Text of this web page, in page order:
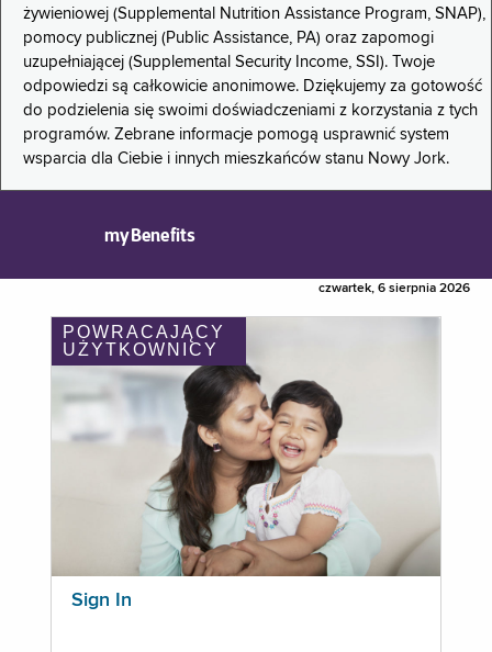
żywieniowej (Supplemental Nutrition Assistance Program, SNAP),
pomocy publicznej (Public Assistance, PA) oraz zapomogi
uzupełniającej (Supplemental Security Income, SSI). Twoje
odpowiedzi są całkowicie anonimowe. Dziękujemy za gotowość
do podzielenia się swoimi doświadczeniami z korzystania z tych
programów. Zebrane informacje pomogą usprawnić system
wsparcia dla Ciebie i innych mieszkańców stanu Nowy Jork.
myBenefits
czwartek, 6 sierpnia 2026
POWRACAJĄCY
UŻYTKOWNICY
Sign In